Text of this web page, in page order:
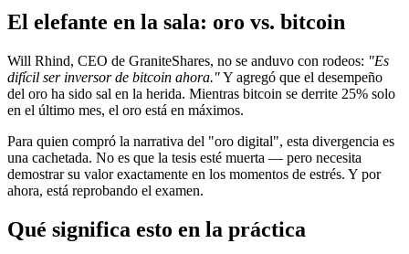
El elefante en la sala: oro vs. bitcoin
Will Rhind, CEO de GraniteShares, no se anduvo con rodeos: "Es
difícil ser inversor de bitcoin ahora."Y agregó que el desempeño
del oro ha sido sal en la herida. Mientras bitcoin se derrite 25% solo
en el último mes, el oro está en máximos.
Para quien compró la narrativa del "oro digital", esta divergencia es
una cachetada. No es que la tesis esté muerta — pero necesita
demostrar su valor exactamente en los momentos de estrés. Y por
ahora, está reprobando el examen.
Qué significa esto en la práctica